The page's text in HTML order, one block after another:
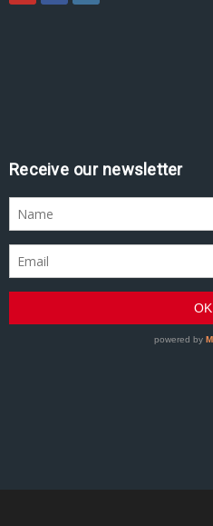
Receive our newsletter